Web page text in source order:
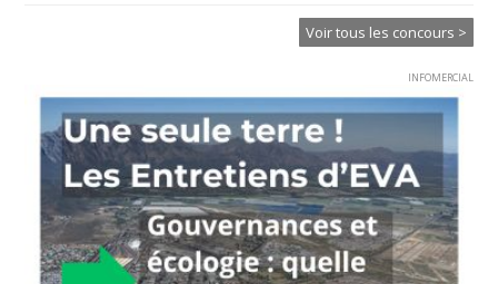
Voir tous les concours >
INFOMERCIAL